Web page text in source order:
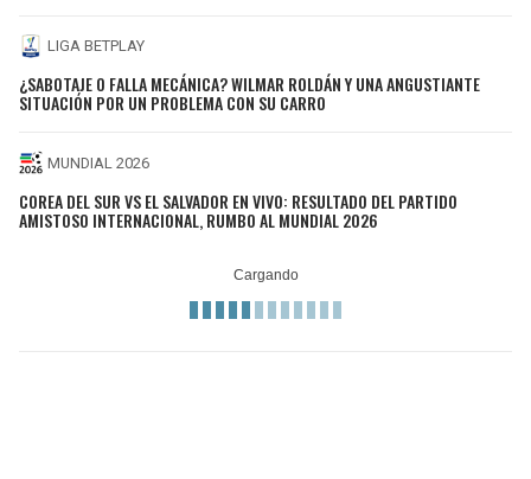
LIGA BETPLAY
¿SABOTAJE O FALLA MECÁNICA? WILMAR ROLDÁN Y UNA ANGUSTIANTE
SITUACIÓN POR UN PROBLEMA CON SU CARRO
MUNDIAL 2026
COREA DEL SUR VS EL SALVADOR EN VIVO: RESULTADO DEL PARTIDO
AMISTOSO INTERNACIONAL, RUMBO AL MUNDIAL 2026